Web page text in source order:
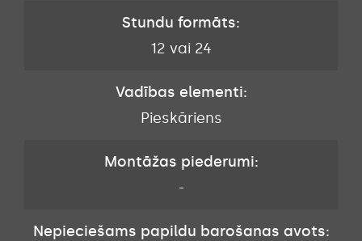
Stundu formāts:
12 vai 24
Vadības elementi:
Pieskāriens
Montāžas piederumi:
-
Nepieciešams papildu barošanas avots: